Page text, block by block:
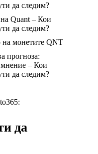
да следим?
Quant – Кои
да следим?
на монетите QNT
прогноза:
– Кои
да следим?
да